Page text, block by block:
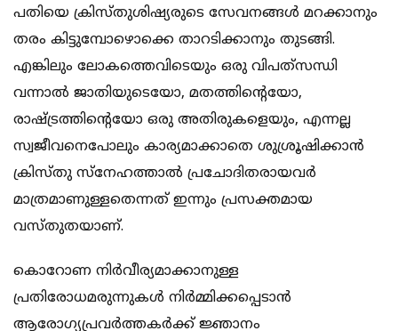
പതിയെ ക്രിസ്തുശിഷ്യരുടെ സേവനങ്ങള്‍ മറക്കാനും
തരം കിട്ടുമ്പോഴൊക്കെ താറടിക്കാനും തുടങ്ങി.
എങ്കിലും ലോകത്തെവിടെയും ഒരു വിപത്‌സന്ധി
വന്നാല്‍ ജാതിയുടെയോ, മതത്തിന്റെയോ,
രാഷ്ട്രത്തിന്റെയോ ഒരു അതിരുകളെയും, എന്നല്ല
സ്വജീവനെപോലും കാര്യമാക്കാതെ ശുശ്രൂഷിക്കാന്‍
ക്രിസ്തു സ്‌നേഹത്താല്‍ പ്രചോദിതരായവര്‍
മാത്രമാണുള്ളതെന്നത് ഇന്നും പ്രസക്തമായ
വസ്തുതയാണ്.
കൊറോണ നിര്‍വീര്യമാക്കാനുള്ള
പ്രതിരോധമരുന്നുകള്‍ നിര്‍മ്മിക്കപ്പെടാന്‍
ആരോഗ്യപ്രവര്‍ത്തകര്‍ക്ക് ജ്ഞാനം